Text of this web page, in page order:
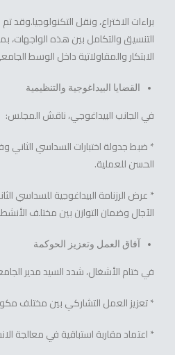
براءات الاختراع، ونقل التكنولوجيا.وقد
التنسيق والتكامل بين هذه الواجهات،
الابتكار والمقاولاتية داخل الوسط
القضايا البيداغوجية والتنظيمية
في الجانب البيداغوجي، ناقش المجلس:
* ضبط جدولة اختبارات السداسي
الحسن للعملية.
* عرض الرزنامة البيداغوجية للسداسي
الآجال وضمان التوازن بين مختلف
آفاق العمل وتعزيز الحوكمة
في ختام الأشغال، شدد السيد مدير
* تعزيز العمل التشاركي بين مختلف
* اعتماد مقاربة استباقية في معالجة